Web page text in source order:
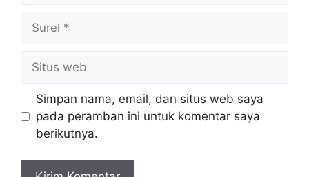
Surel
Situs
web
Simpan nama, email, dan situs web saya
pada peramban ini untuk komentar saya
berikutnya.